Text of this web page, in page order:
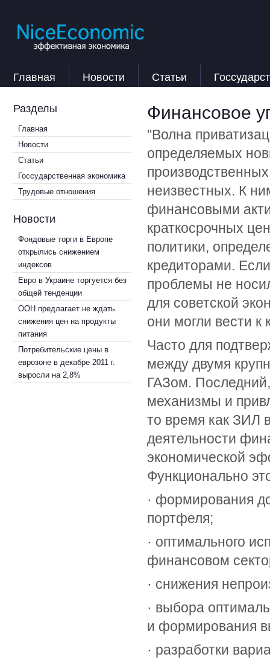
Главная Новости Статьи
Разделы
Главная
Новости
Статьи
Госсударственная экономика
Трудовые отношения
Новости
Фондовые торги в Европе
открылись снижением
индексов
Евро в Украине торгуется без
общей тенденции
ООН предлагает не ждать
снижения цен на продукты
питания
Потребительские цены в
еврозоне в декабре 2011 г.
выросли на 2,8%
Финансовое
"Волна
определяемых
неизвестных. К
финансовыми
краткосрочных
политики,
кредиторами.
проблемы не
для советской
они могли вести к
Часто для
между двумя
ГАЗом.
механизмы и
то время как ЗИЛ
деятельности
экономической
Функционально
· формирования
портфеля;
· оптимального
финансовом
· снижения
· выбора
и формирования
· разработки